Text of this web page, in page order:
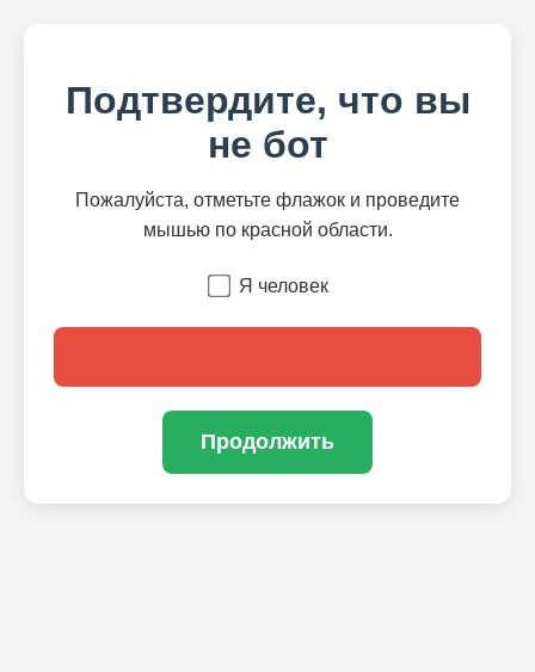
Подтвердите, что вы
не бот
Пожалуйста, отметьте флажок и проведите
мышью по красной области.
Я человек
Продолжить